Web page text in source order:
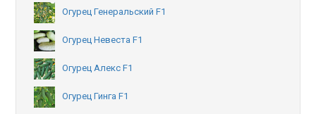
Огурец Генеральский F1
Огурец Невеста F1
Огурец Алекс F1
Огурец Гинга F1